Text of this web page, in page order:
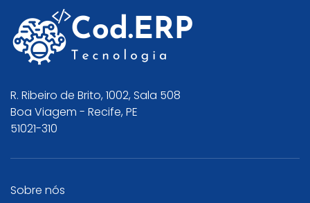
R. Ribeiro de Brito, 1002, Sala 508
Boa Viagem - Recife, PE
51021-310
Sobre nós